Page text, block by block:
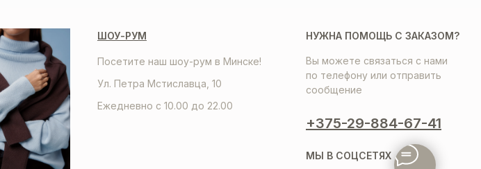
НУЖНА ПОМОЩЬ С ЗАКАЗОМ?
Вы можете связаться с нами
по телефону или отправить
сообщение
+375-29-884-67-41
МЫ В СОЦСЕТЯХ
ШОУ-РУМ
Ул. Петра Мстиславца, 10
Ежедневно с 10.00 до 22.00
Посетите наш шоу-рум в Минске!